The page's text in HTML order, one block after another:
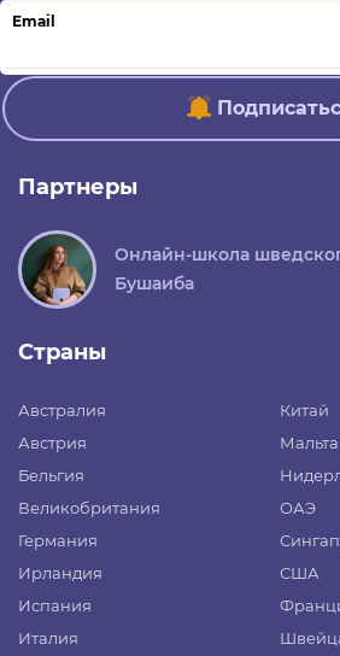
Email
Партнеры
Онлайн-школа
Бушаиба
Страны
Австралия
Австрия
Бельгия
Великобритания
Германия
Ирландия
Испания
Италия
Китай
Мальта
ОАЭ
США